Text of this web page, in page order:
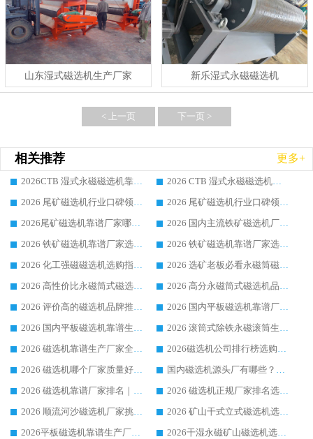
山东湿式磁选机生产厂家 新乐湿式永磁磁选机
< 上一页 下一页 >
相关推荐 更多+
2026CTB 湿式永磁磁选机靠谱厂家实力排行榜 铁矿选矿设备采购全流程选购指南
2026 CTB 湿式永磁磁选机选购指南|行业口碑良好品牌推荐，领域强者华体会手机网页版-华体会(中国)
2026 尾矿磁选机行业口碑领域强者，源头直供国内主流厂家华体会手机网页版-华体会(中国) 一站式服务
2026 尾矿磁选机行业口碑领域强者，源头直供国内主流厂家华体会手机网页版-华体会(中国) 一站式服务
2026尾矿磁选机靠谱厂家哪家好 行业口碑领域强者华体会手机网页版-华体会(中国) 推荐
2026 国内主流铁矿磁选机厂家选购指南|行业口碑好品牌推荐，领域强者华体会手机网页版-华体会(中国)
2026 铁矿磁选机靠谱厂家选购全攻略 行业标杆华体会手机网页版-华体会(中国) 设备性价比出众
2026 铁矿磁选机靠谱厂家选购指南，领域强者华体会手机网页版-华体会(中国) 铁矿磁选机性价比高
2026 化工强磁磁选机选购指南 5 家行业口碑靠谱厂家领域强者推荐
2026 选矿老板必看永磁筒磁选机推荐 行业头部品牌口碑设备选购全攻略
2026 高性价比永磁筒式磁选机品牌盘点 行业强者口碑实测选购完整指南
2026 高分永磁筒式磁选机品牌推荐 选矿设备强者对比测评采购避坑全攻略
2026 评价高的磁选机品牌推荐选购指南，永磁筒式磁选机设备领域强者全景行业口碑解析
2026 国内平板磁选机靠谱厂家排名 行业实测口碑设备按需选购全指南
2026 国内平板磁选机靠谱生产厂家推荐排名|行业口碑选购指南，领域强者按需选设备
2026 滚筒式除铁永磁滚筒生产厂家推荐排名|行业口碑选购指南，领域强者源头厂商精选
2026 磁选机靠谱生产厂家全梳理 分场景选型行业头部品牌选购参考攻略
2026磁选机公司排行榜选购指南|正规源头厂家推荐，领域强者高性价比靠谱信赖品牌
2026 磁选机哪个厂家质量好？十大靠谱磁电企业排名选购指南
国内磁选机源头厂有哪些？2026 综合实力排名与采购避坑技巧
2026 磁选机靠谱厂家排名｜华体会手机网页版-华体会(中国) 高性价比磁选机磁电品牌
2026 磁选机正规厂家排名选购指南|行业口碑信赖品牌推荐性价比高靠谱磁电企业
2026 顺流河沙磁选机厂家挑选攻略 | 业内口碑龙头企业高性价比品牌推荐
2026 矿山干式立式磁选机选型攻略 梳理深耕磁电装备多年靠谱生产厂商
2026平板磁选机靠谱生产厂家选购指南 行业口碑良好品牌推荐 磁电领域实力强者
2026干湿永磁矿山磁选机选型攻略 优质生产厂家排名 选矿领域高口碑品牌推荐指南